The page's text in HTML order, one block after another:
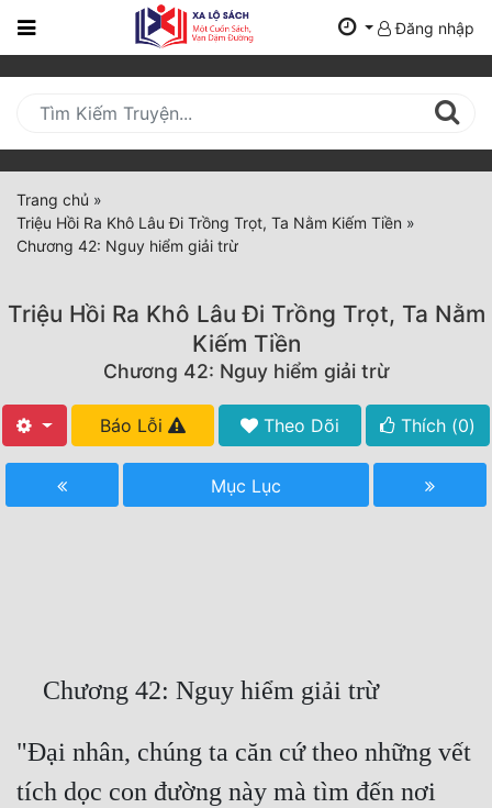
Trang
Mới
Cập
Nhật
(current)
BXH
Truyện Mới Ra
Hoàn Thành
Truyện Nhập Môn
Truyện ngắn
Xa Lộ Dịch
Đăng nhập
Trang chủ »
Triệu Hồi Ra Khô Lâu Đi Trồng Trọt, Ta Nằm Kiếm Tiền »
Chương 42: Nguy hiểm giải trừ
Triệu Hồi Ra Khô Lâu Đi Trồng Trọt, Ta Nằm
Kiếm Tiền
Chương 42: Nguy hiểm giải trừ
Báo Lỗi Theo Dõi Thích (0)
Mục Lục
"Đại nhân, chúng ta căn cứ theo những vết
tích dọc con đường này mà tìm đến nơi